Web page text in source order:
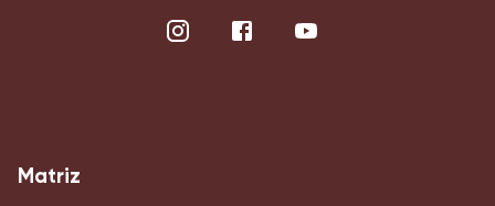
Matriz